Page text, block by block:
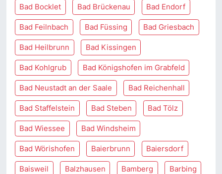
Bad Bocklet Bad Brückenau Bad Endorf
Bad Feilnbach Bad Füssing Bad Griesbach
Bad Heilbrunn Bad Kissingen
Bad Kohlgrub Bad Königshofen im Grabfeld
Bad Neustadt an der Saale Bad Reichenhall
Bad Staffelstein Bad Steben Bad Tölz
Bad Wiessee Bad Windsheim
Bad Wörishofen Baierbrunn Baiersdorf
Baisweil Balzhausen Bamberg Barbing